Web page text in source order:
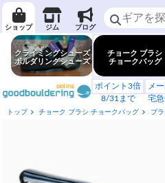
ショップ ジム ブログ
クライミングシューズ
ボルダリングシューズ
チョーク ブラシ
チョークバッグ
ポイント3倍
8/31まで
メ
宅
トップ チョーク ブラシ チョークバッグ ブラ